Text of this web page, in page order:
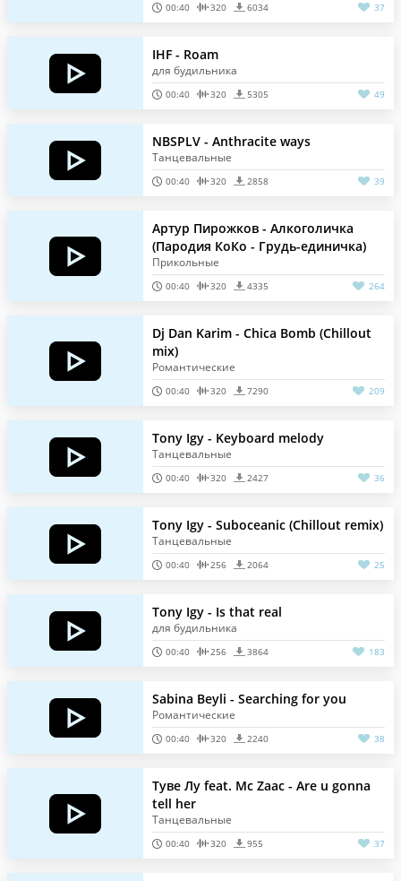
00:40 320 6034 37
IHF - Roam
для будильника
00:40 320 5305 49
NBSPLV - Anthracite ways
Танцевальные
00:40 320 2858 39
Артур Пирожков - Алкоголичка
(Пародия КоКо - Грудь-единичка)
Прикольные
00:40 320 4335 264
Dj Dan Karim - Chica Bomb (Chillout
mix)
Романтические
00:40 320 7290 209
Tony Igy - Keyboard melody
Танцевальные
00:40 320 2427 36
Tony Igy - Suboceanic (Chillout remix)
Танцевальные
00:40 256 2064 25
Tony Igy - Is that real
для будильника
00:40 256 3864 183
Sabina Beyli - Searching for you
Романтические
00:40 320 2240 38
Туве Лу feat. Mc Zaac - Are u gonna
tell her
Танцевальные
00:40 320 955 37